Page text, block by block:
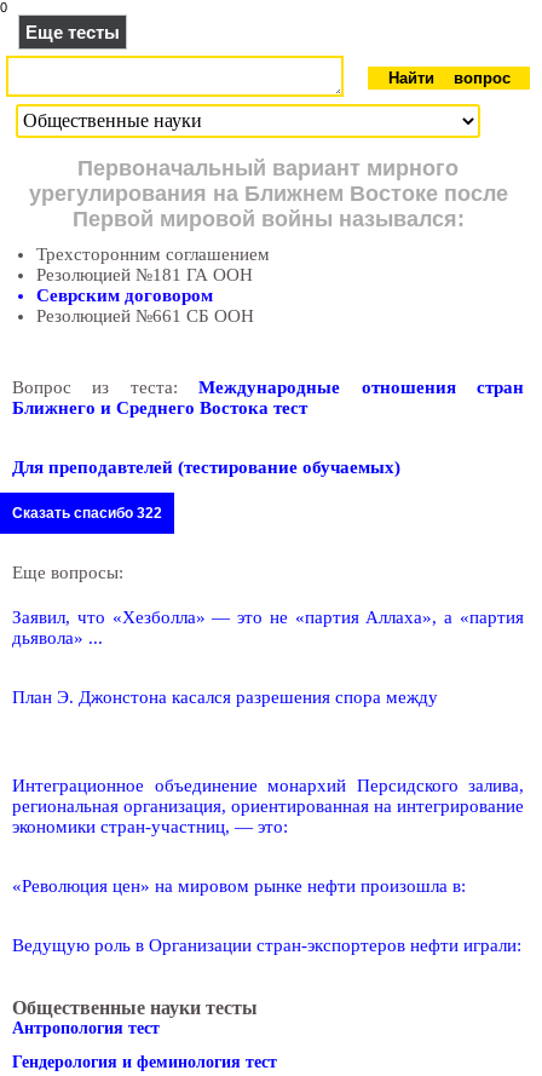
0
Еще тесты
Первоначальный вариант мирного
урегулирования на Ближнем Востоке после
Первой мировой войны назывался:
Трехсторонним соглашением
Резолюцией №181 ГА ООН
Севрским договором
Резолюцией №661 СБ ООН
Вопрос из теста:Международные отношения стран
Ближнего и Среднего Востока тест
Для преподавтелей (тестирование обучаемых)
Сказать спасибо 322
Еще вопросы:
Заявил, что «Хезболла» — это не «партия Аллаха», а «партия
дьявола» ...
План Э. Джонстона касался разрешения спора между
Интеграционное объединение монархий Персидского залива,
региональная организация, ориентированная на интегрирование
экономики стран-участниц, — это:
«Революция цен» на мировом рынке нефти произошла в:
Ведущую роль в Организации стран-экспортеров нефти играли:
Общественные науки тесты
Антропология тест
Гендерология и феминология тест